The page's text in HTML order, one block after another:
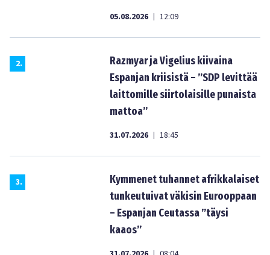
05.08.2026 | 12:09
2.
Razmyar ja Vigelius kiivaina
Espanjan kriisistä – ”SDP levittää
laittomille siirtolaisille punaista
mattoa”
31.07.2026 | 18:45
3.
Kymmenet tuhannet afrikkalaiset
tunkeutuivat väkisin Eurooppaan
– Espanjan Ceutassa ”täysi
kaaos”